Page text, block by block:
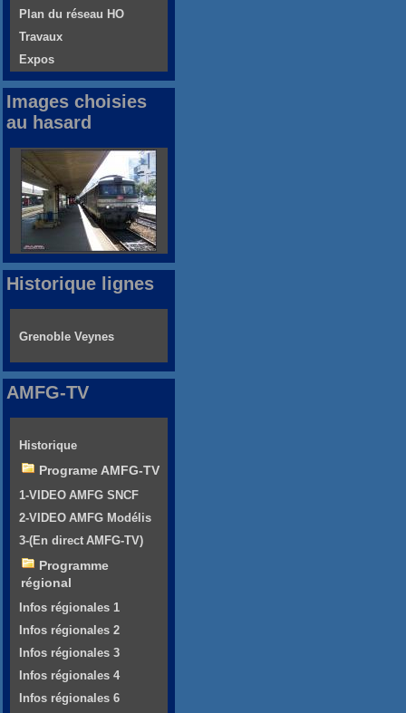
Plan du réseau HO
Travaux
Expos
Images choisies
au hasard
Historique lignes
Grenoble Veynes
AMFG-TV
Historique
Programe AMFG-TV
1-VIDEO AMFG SNCF
2-VIDEO AMFG Modélis
3-(En direct AMFG-TV)
Programme
régional
Infos régionales 1
Infos régionales 2
Infos régionales 3
Infos régionales 4
Infos régionales 6